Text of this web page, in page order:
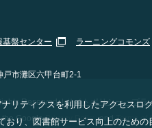
基盤センター ラーニングコモンズ
市灘区六甲台町2-1
Reserved. |サイトポリシー・プラ
the GooglePrivacy PolicyandTerms of
リティクスを利用したアクセスロ
り、図書館サービス向上のための